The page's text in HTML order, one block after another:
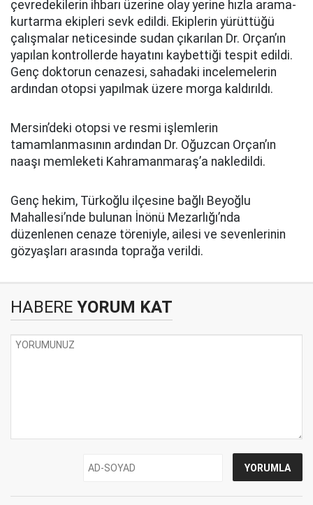
çevredekilerin ihbarı üzerine olay yerine hızla arama-
kurtarma ekipleri sevk edildi. Ekiplerin yürüttüğü
çalışmalar neticesinde sudan çıkarılan Dr. Orçan’ın
yapılan kontrollerde hayatını kaybettiği tespit edildi.
Genç doktorun cenazesi, sahadaki incelemelerin
ardından otopsi yapılmak üzere morga kaldırıldı.
Mersin’deki otopsi ve resmi işlemlerin
tamamlanmasının ardından Dr. Oğuzcan Orçan’ın
naaşı memleketi Kahramanmaraş’a nakledildi.
Genç hekim, Türkoğlu ilçesine bağlı Beyoğlu
Mahallesi’nde bulunan İnönü Mezarlığı’nda
düzenlenen cenaze töreniyle, ailesi ve sevenlerinin
gözyaşları arasında toprağa verildi.
HABERE YORUM KAT